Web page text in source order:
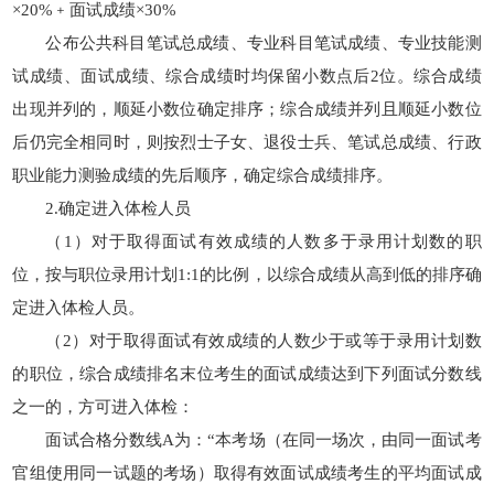
×20%﹢面试成绩×30%
公布公共科目笔试总成绩、专业科目笔试成绩、专业技能测
试成绩、面试成绩、综合成绩时均保留小数点后2位。综合成绩
出现并列的，顺延小数位确定排序；综合成绩并列且顺延小数位
后仍完全相同时，则按烈士子女、退役士兵、笔试总成绩、行政
职业能力测验成绩的先后顺序，确定综合成绩排序。
2.确定进入体检人员
（1）对于取得面试有效成绩的人数多于录用计划数的职
位，按与职位录用计划1:1的比例，以综合成绩从高到低的排序确
定进入体检人员。
（2）对于取得面试有效成绩的人数少于或等于录用计划数
的职位，综合成绩排名末位考生的面试成绩达到下列面试分数线
之一的，方可进入体检：
面试合格分数线A为：“本考场（在同一场次，由同一面试考
官组使用同一试题的考场）取得有效面试成绩考生的平均面试成